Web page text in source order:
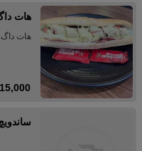
هات
هات